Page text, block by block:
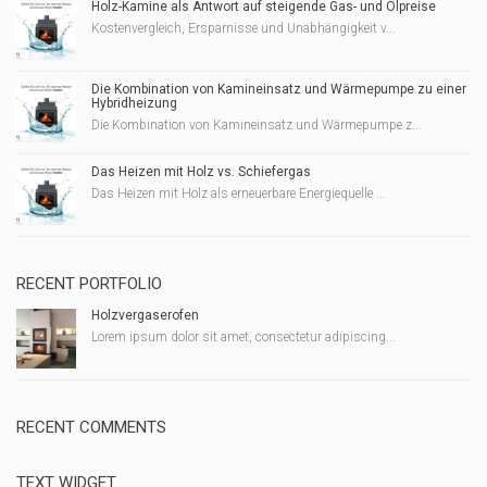
Holz-Kamine als Antwort auf steigende Gas- und Ölpreise
Kostenvergleich, Ersparnisse und Unabhängigkeit v...
Die Kombination von Kamineinsatz und Wärmepumpe zu einer
Hybridheizung
Die Kombination von Kamineinsatz und Wärmepumpe z...
Das Heizen mit Holz vs. Schiefergas
Das Heizen mit Holz als erneuerbare Energiequelle ...
RECENT PORTFOLIO
Holzvergaserofen
Lorem ipsum dolor sit amet, consectetur adipiscing...
RECENT COMMENTS
TEXT WIDGET